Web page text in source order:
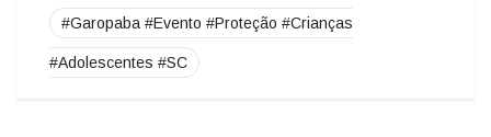
#Garopaba #Evento #Proteção #Crianças
#Adolescentes #SC